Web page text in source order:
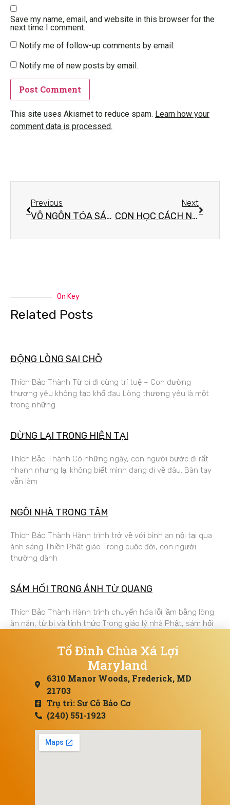
Save my name, email, and website in this browser for the
next time I comment.
Notify me of follow-up comments by email.
Notify me of new posts by email.
This site uses Akismet to reduce spam. Learn how your
comment data is processed.
Previous
VÔ NGÔN TỎA SÁNG
Next
CON HỌC CÁCH NỞ HOA
On Key
Related Posts
ĐỘNG LÒNG SAI CHỖ
Thích Bảo Thành Từ bi đi cùng trí tuệ – Con đường
thương yêu không tạo khổ đau Lòng thương yêu là một
trong những
DỪNG LẠI TRONG HIỆN TẠI
Thích Bảo Thành Có những ngày, con người bước đi rất
nhanh nhưng lại không biết mình đang đi về đâu. Bàn tay
vẫn làm
NGÔI NHÀ TRONG TÂM
Thích Bảo Thành Hành trình trở về với bình an nội tại qua
ánh sáng Thiền Phật giáo Trong cuộc đời, con người
thường dành
SÁM HỐI TRONG ÁNH TỪ QUANG
Thích Bảo Thành Hành trình chuyển hóa lỗi lầm bằng lòng
ăn năn, từ bi và tỉnh thức Trong giáo lý nhà Phật, sám hối
Tổ Đình Chùa Xá Lợi
Maryland
6310 Manor Woods, Frederick, MD
21703
Trụ trì: Sư Cô Bảo Cơ
(240) 551-1923